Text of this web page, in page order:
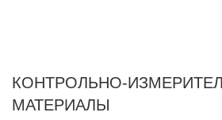
КОНТРОЛЬНО-
МАТЕРИАЛЫ